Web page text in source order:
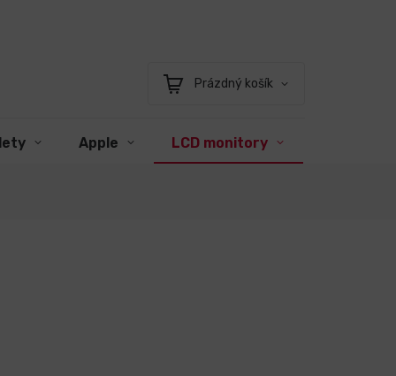
Nákupní
Prázdný košík
Apple LCD monitory